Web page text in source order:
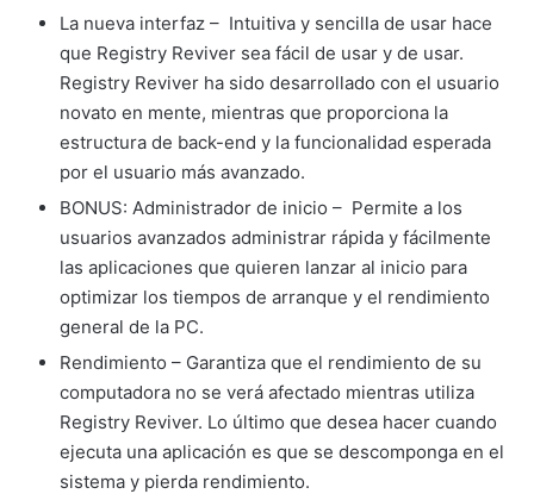
La nueva interfaz – Intuitiva y sencilla de usar hace
que Registry Reviver sea fácil de usar y de usar.
Registry Reviver ha sido desarrollado con el usuario
novato en mente, mientras que proporciona la
estructura de back-end y la funcionalidad esperada
por el usuario más avanzado.
BONUS: Administrador de inicio – Permite a los
usuarios avanzados administrar rápida y fácilmente
las aplicaciones que quieren lanzar al inicio para
optimizar los tiempos de arranque y el rendimiento
general de la PC.
Rendimiento – Garantiza que el rendimiento de su
computadora no se verá afectado mientras utiliza
Registry Reviver. Lo último que desea hacer cuando
ejecuta una aplicación es que se descomponga en el
sistema y pierda rendimiento.